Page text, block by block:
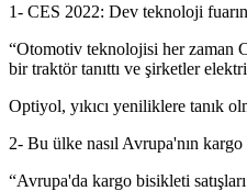
1- ​​CES 2022: Dev teknoloji
“Otomotiv teknolojisi her zaman
bir traktör tanıttı ve şirketler
Optiyol, yıkıcı yeniliklere tanık
2- Bu ülke nasıl Avrupa'nın
“Avrupa'da kargo bisikleti